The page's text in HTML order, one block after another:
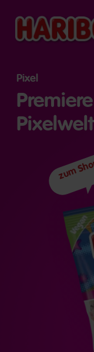
Pixel
Pixelwelt
zum